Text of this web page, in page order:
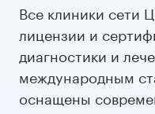
Все клиники сети
лицензии и
диагностики и
международным
оснащены